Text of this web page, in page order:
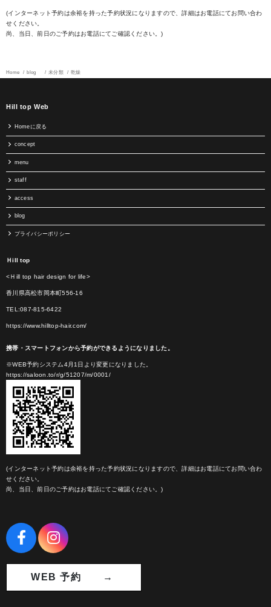
(インターネット予約は余裕を持った予約状況になりますので、詳細はお電話にてお問い合わ
せください。
尚、当日、前日のご予約はお電話にてご確認ください。)
Home blog 未分類 乾燥
Hill top Web
Homeに戻る
concept
menu
staff
access
blog
プライバシーポリシー
Ｈill top
<Ｈill top hair design for life>
香川県高松市岡本町556-16
TEL:087-815-6422
https://www.hilltop-hair.com/
携帯・スマートフォンから予約ができるようになりました。
※WEB予約システム4月1日より変更になりました。
https://saloon.to/r/g/51207/m/0001/
(インターネット予約は余裕を持った予約状況になりますので、詳細はお電話にてお問い合わ
せください。
尚、当日、前日のご予約はお電話にてご確認ください。)
WEB 予約 →